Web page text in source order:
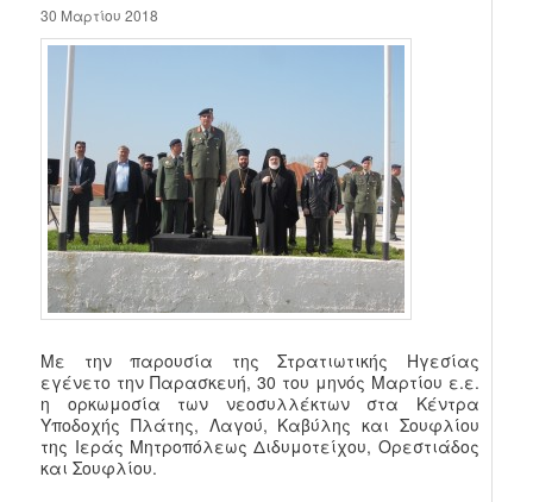
30 Μαρτίου 2018
Με την παρουσία της Στρατιωτικής Ηγεσίας
εγένετο την Παρασκευή, 30 του μηνός Μαρτίου ε.ε.
η ορκωμοσία των νεοσυλλέκτων στα Κέντρα
Υποδοχής Πλάτης, Λαγού, Καβύλης και Σουφλίου
της Ιεράς Μητροπόλεως Διδυμοτείχου, Ορεστιάδος
και Σουφλίου.